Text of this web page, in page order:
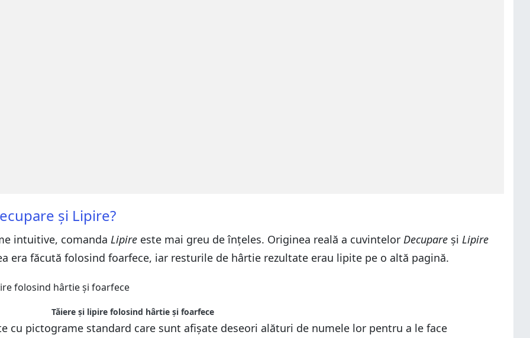
și Lipire?
intuitive, comanda Lipire este mai greu de înțeles. Originea reală a cuvintelor Decupare și Lipire
era făcută folosind foarfece, iar resturile de hârtie rezultate erau lipite pe o altă pagină.
Tăiere și lipire folosind hârtie și foarfece
cu pictograme standard care sunt afișate deseori alături de numele lor pentru a le face